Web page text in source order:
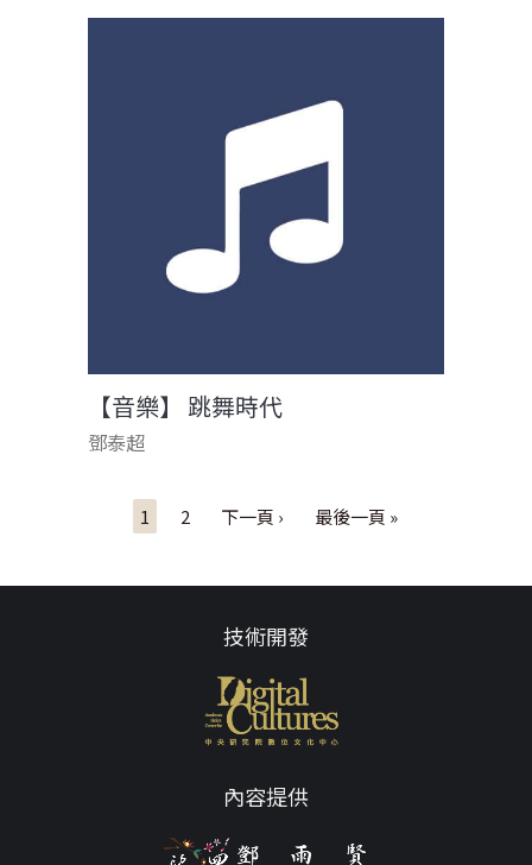
【音樂】 跳舞時代
鄧泰超
1 2 下一頁 › 最後一頁 »
技術開發
內容提供